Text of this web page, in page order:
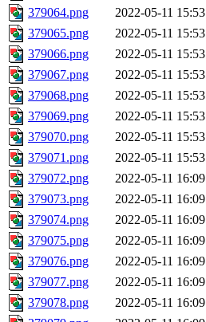
379064.png
2022-05-11 15:53
379065.png
2022-05-11 15:53
379066.png
2022-05-11 15:53
379067.png
2022-05-11 15:53
379068.png
2022-05-11 15:53
379069.png
2022-05-11 15:53
379070.png
2022-05-11 15:53
379071.png
2022-05-11 15:53
379072.png
2022-05-11 16:09
379073.png
2022-05-11 16:09
379074.png
2022-05-11 16:09
379075.png
2022-05-11 16:09
379076.png
2022-05-11 16:09
379077.png
2022-05-11 16:09
379078.png
2022-05-11 16:09